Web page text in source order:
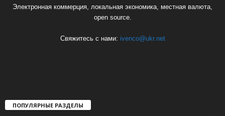
Электронная коммерция, локальная экономика, местная валюта,
open source.
Свяжитесь с нами: ivenco@ukr.net
ПОПУЛЯРНЫЕ РАЗДЕЛЫ